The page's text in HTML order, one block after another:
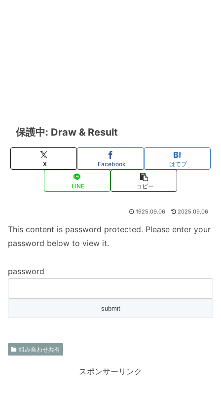
保護中: Draw & Result
X Facebook はてブ
LINE コピー
1925.09.06 2025.09.06
This content is password protected. Please enter your
password below to view it.
password
組み合わせ共有
スポンサーリンク